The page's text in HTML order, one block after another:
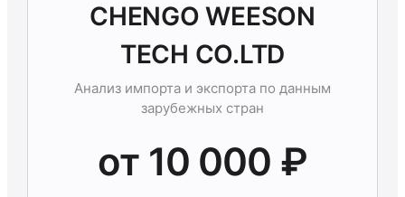
CHENGO WEESON
TECH CO.LTD
Анализ импорта и экспорта по данным
зарубежных стран
от 10 000 ₽